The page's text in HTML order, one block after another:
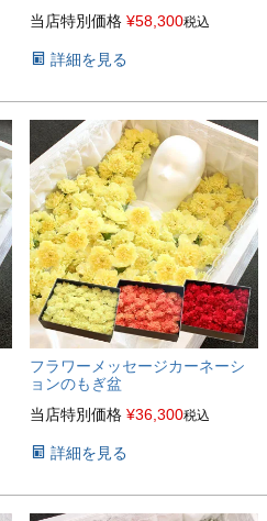
当店特別価格 ¥58,300税込
詳細を見る
フラワーメッセージカーネーシ
ョンのもぎ盆
当店特別価格 ¥36,300税込
詳細を見る